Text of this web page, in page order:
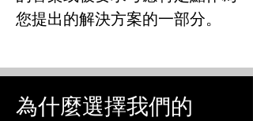
您提出的解決方案的一部分。
為什麼選擇我們的